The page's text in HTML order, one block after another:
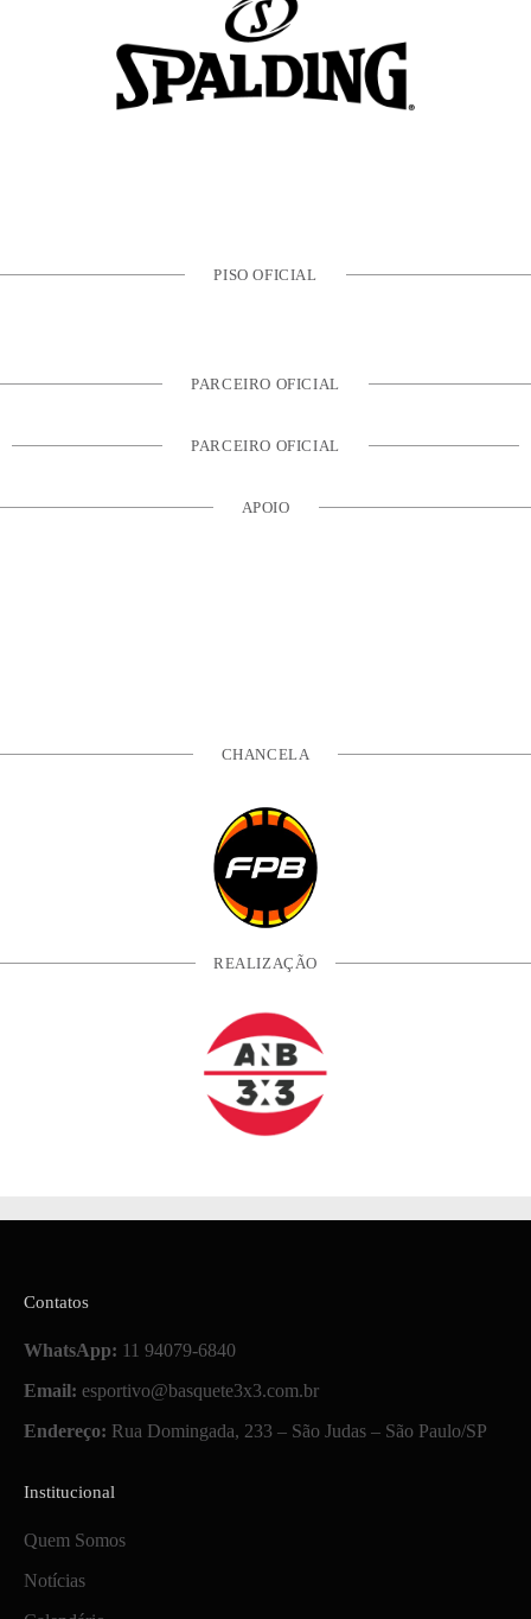
PISO OFICIAL
PARCEIRO OFICIAL
PARCEIRO OFICIAL
APOIO
CHANCELA
REALIZAÇÃO
Contatos
WhatsApp: 11 94079-6840
Email: esportivo@basquete3x3.com.br
Endereço: Rua Domingada, 233 – São Judas – São Paulo/SP
Institucional
Quem Somos
Notícias